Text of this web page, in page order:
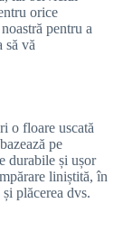
orice
pentru a
să vă
o floare uscată
pe
durabile și ușor
liniștită, în
plăcerea dvs.